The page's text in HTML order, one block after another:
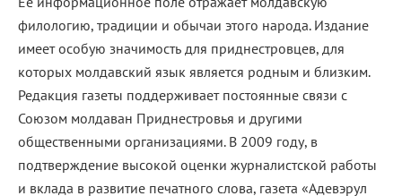
филологию, традиции и обычаи этого народа. Издание
имеет особую значимость для приднестровцев, для
которых молдавский язык является родным и близким.
Редакция газеты поддерживает постоянные связи с
Союзом молдаван Приднестровья и другими
общественными организациями. В 2009 году, в
подтверждение высокой оценки журналистской работы
и вклада в развитие печатного слова, газета «Адевэрул